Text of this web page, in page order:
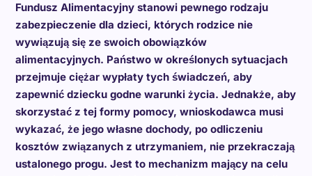
Fundusz Alimentacyjny stanowi pewnego rodzaju
zabezpieczenie dla dzieci, których rodzice nie
wywiązują się ze swoich obowiązków
alimentacyjnych. Państwo w określonych sytuacjach
przejmuje ciężar wypłaty tych świadczeń, aby
zapewnić dziecku godne warunki życia. Jednakże, aby
skorzystać z tej formy pomocy, wnioskodawca musi
wykazać, że jego własne dochody, po odliczeniu
kosztów związanych z utrzymaniem, nie przekraczają
ustalonego progu. Jest to mechanizm mający na celu